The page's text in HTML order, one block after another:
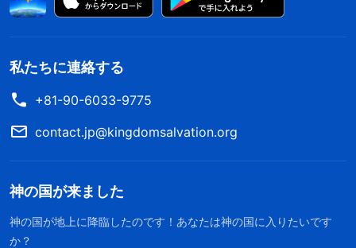
私たちに連絡する
+81-90-6033-9775
contact.jp@kingdomsalvation.org
神の国が来ました
神の国が地上に降臨したのです！あなたは神の国に入りたいです
か？